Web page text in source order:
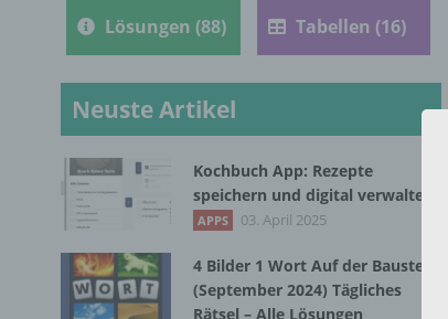
Lösungen (88) Tabellen (16)
Neuste Artikel
Kochbuch App: Rezepte
speichern und digital verwalten
APPS 03. April 2025
4 Bilder 1 Wort Auf der Baustelle
(September 2024) Tägliches
Rätsel – Alle Lösungen